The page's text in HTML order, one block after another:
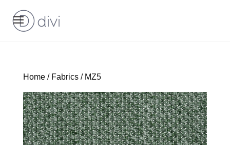
Home/ Fabrics/ MZ5